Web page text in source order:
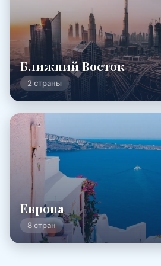
Ближний Восток
2 страны
Европа
8 стран